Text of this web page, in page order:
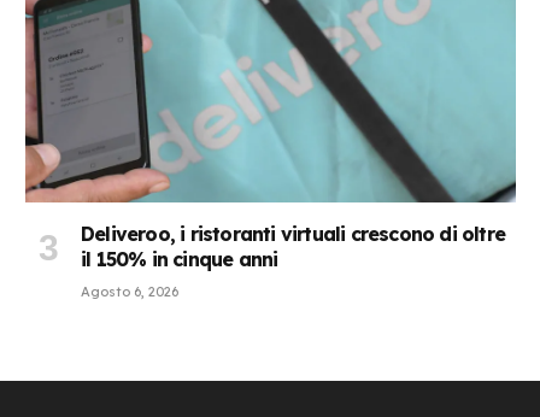
Deliveroo, i ristoranti virtuali crescono di oltre
il 150% in cinque anni
Agosto 6, 2026